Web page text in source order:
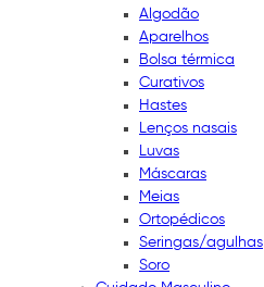
Algodão
Aparelhos
Bolsa térmica
Curativos
Hastes
Lenços nasais
Luvas
Máscaras
Meias
Ortopédicos
Seringas/agulhas
Soro